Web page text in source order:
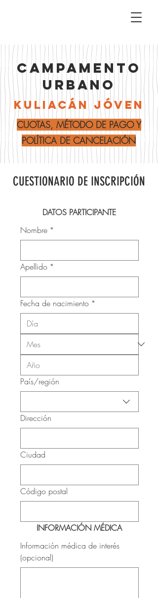
CAMPAMENTO
URBANO
KULIACÁN JÓVEN
CUOTAS, MÉTODO DE PAGO Y
POLÍTICA DE CANCELACIÓN
CUESTIONARIO DE INSCRIPCIÓN
DATOS PARTICIPANTE
Nombre *
Apellido *
Fecha de nacimiento *
Dirección Completa
País/región
Dirección
Ciudad
Código postal
INFORMACIÓN MÉDICA
Información médica de interés
(opcional)